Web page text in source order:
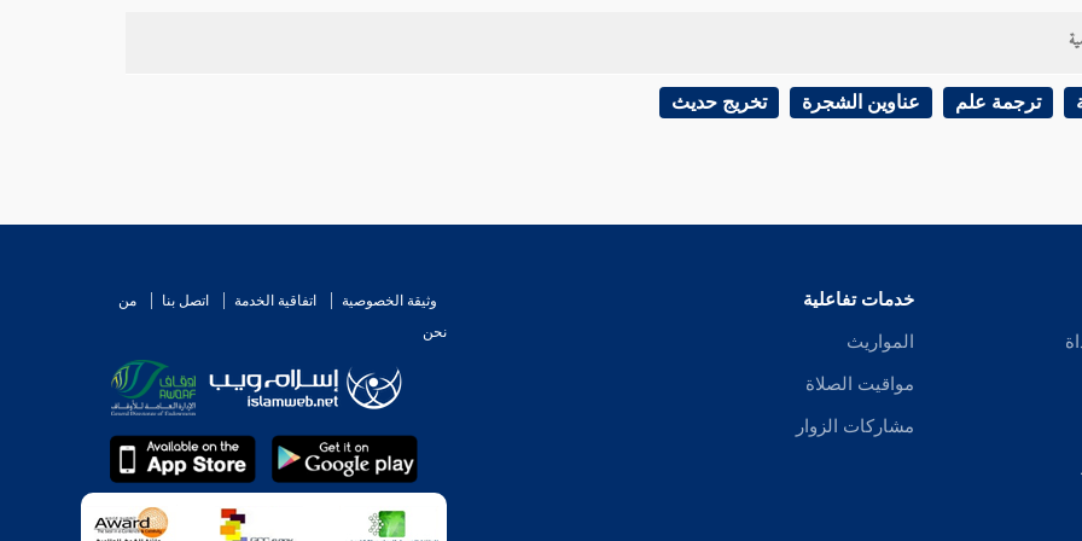
أخرجه
البخاري من طريقأبي جحيفة، إبراهيم التيمي، عن أبيه، عنعلي
قيس بن عبادعنعلي،ورجاله رجال الصحيح.
ترجمة علم عناوين الشجرة تخريج حديث
خدمات تفاعلية
المواريث
مواقيت الصلاة
مشاركات الزوار
وثيقة الخصوصية اتفاقية الخدمة اتصل بنا
من
نحن